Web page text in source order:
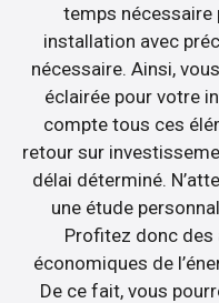
temps nécessaire
installation avec
nécessaire. Ainsi,
éclairée pour votre
compte tous ces
retour sur
délai déterminé.
une étude
Profitez donc
économiques de
De ce fait, vous